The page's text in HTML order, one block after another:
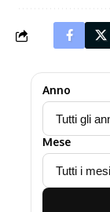
Anno
Mese